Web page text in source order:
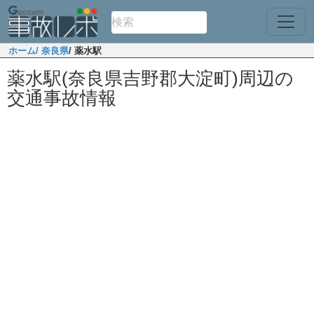
ホーム/ 奈良県/ 薬水駅
薬水駅(奈良県吉野郡大淀町)周辺の
交通事故情報